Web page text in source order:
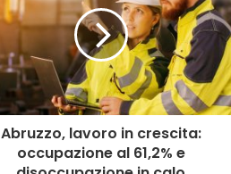
Abruzzo, lavoro in crescita:
occupazione al 61,2% e